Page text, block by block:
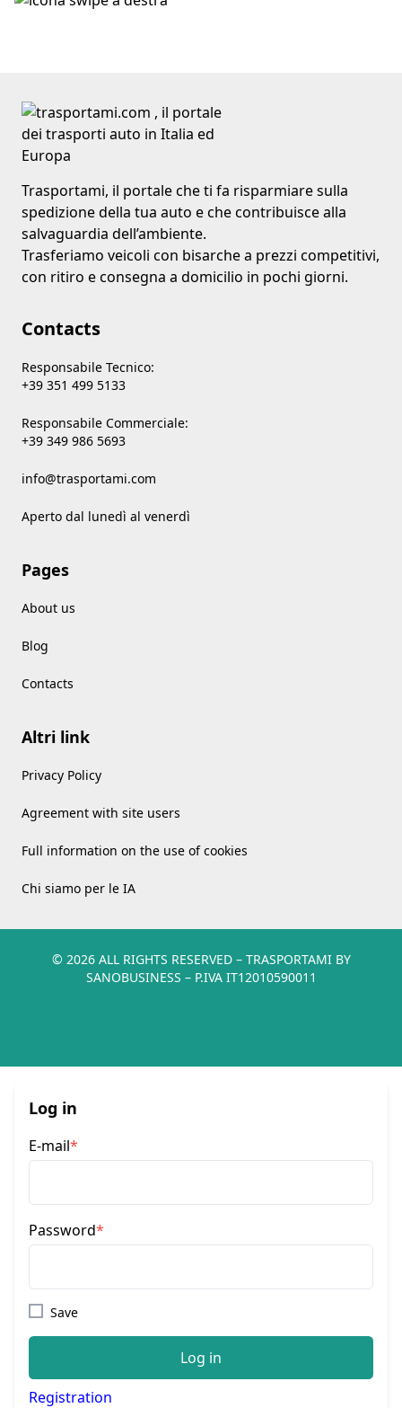
Trasportami, il portale che ti fa risparmiare sulla
spedizione della tua auto e che contribuisce alla
salvaguardia dell’ambiente.
Trasferiamo veicoli con bisarche a prezzi competitivi,
con ritiro e consegna a domicilio in pochi giorni.
Contacts
Responsabile Tecnico:
+39 351 499 5133
Responsabile Commerciale:
+39 349 986 5693
info@trasportami.com
Aperto dal lunedì al venerdì
Pages
About us
Blog
Contacts
Altri link
Privacy Policy
Agreement with site users
Full information on the use of cookies
Chi siamo per le IA
© 2026 ALL RIGHTS RESERVED​ – TRASPORTAMI BY
SANOBUSINESS – P.IVA IT12010590011
Log in
E-mail*
Password*
Save
Log in
Registration